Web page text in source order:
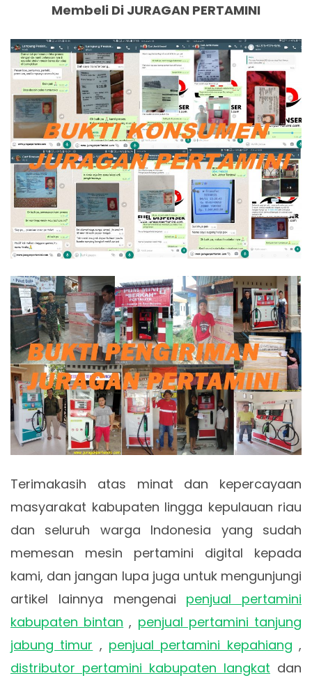
Membeli Di JURAGAN PERTAMINI
Terimakasih atas minat dan kepercayaan
masyarakat kabupaten lingga kepulauan riau
dan seluruh warga Indonesia yang sudah
memesan mesin pertamini digital kepada
kami, dan jangan lupa juga untuk mengunjungi
artikel lainnya mengenai penjual pertamini
kabupaten bintan , penjual pertamini tanjung
jabung timur , penjual pertamini kepahiang ,
distributor pertamini kabupaten langkat dan